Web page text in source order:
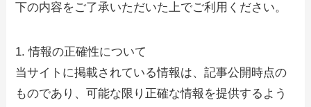
下の内容をご了承いただいた上でご利用ください。
1. 情報の正確性について
当サイトに掲載されている情報は、記事公開時点の
ものであり、可能な限り正確な情報を提供するよう